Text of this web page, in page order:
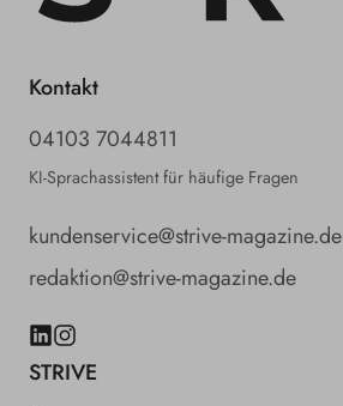
Kontakt
04103 7044811
KI-Sprachassistent für häufige Fragen
kundenservice@strive-magazine.de
redaktion@strive-magazine.de
LinkedIn
Instagram
STRIVE